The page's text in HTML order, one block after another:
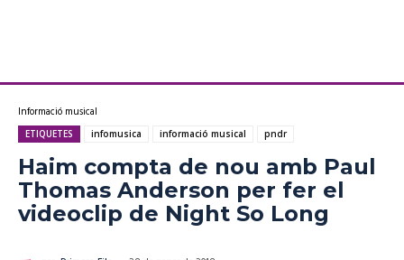
Informació musical
ETIQUETES infomusica informació musical pndr
Haim compta de nou amb Paul
Thomas Anderson per fer el
videoclip de Night So Long